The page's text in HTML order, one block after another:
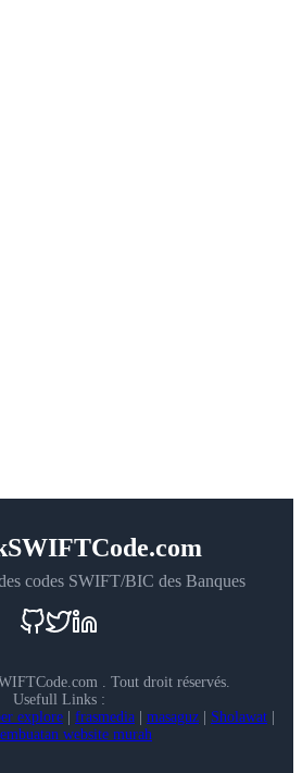
codes SWIFT/BIC des Banques
. Tout droit réservés.
Usefull Links :
explore frasmedia masaguz Sholawat
website murah